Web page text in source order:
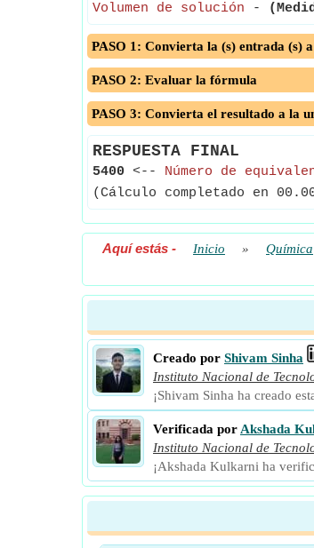
Volumen de solución -
PASO 1: Convierta la (s) entrada (s)
PASO 2: Evaluar la fórmula
PASO 3: Convierta el resultado a la
RESPUESTA FINAL
5400 <-- Número de
(Cálculo completado en
Aquí estás - Inicio » Química
Creado por Shivam Sinha
Instituto Nacional de
¡Shivam Sinha ha creado
Verificada por Akshada
Instituto Nacional de
¡Akshada Kulkarni ha